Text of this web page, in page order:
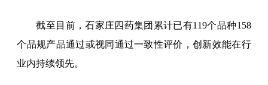
截至目前，石家庄四药集团累计已有119个品种158
个品规产品通过或视同通过一致性评价，创新效能在行
业内持续领先。